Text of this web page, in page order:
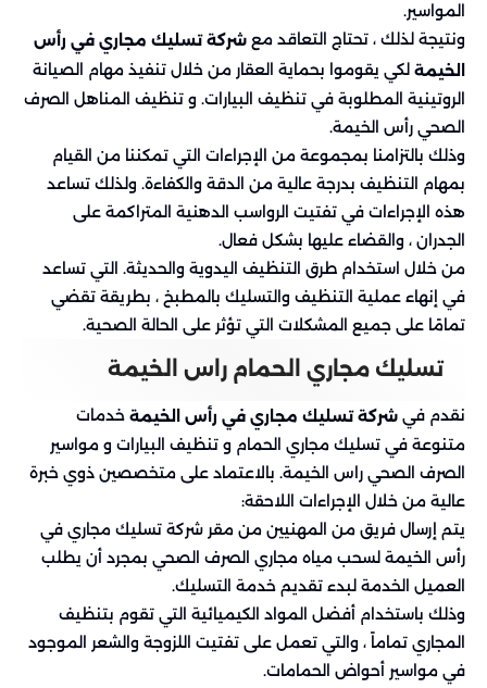
المواسير.
ونتيجة لذلك ، تحتاج التعاقد مع شركة تسليك مجاري في رأس
الخيمة لكي يقوموا بحماية العقار من خلال تنفيذ مهام الصيانة
الروتينية المطلوبة في تنظيف البيارات. و تنظيف المناهل الصرف
الصحي رأس الخيمة.
وذلك بالتزامنا بمجموعة من الإجراءات التي تمكننا من القيام
بمهام التنظيف بدرجة عالية من الدقة والكفاءة. ولذلك تساعد
هذه الإجراءات في تفتيت الرواسب الدهنية المتراكمة على
الجدران ، والقضاء عليها بشكل فعال.
من خلال استخدام طرق التنظيف اليدوية والحديثة. التي تساعد
في إنهاء عملية التنظيف والتسليك بالمطبخ ، بطريقة تقضي
تمامًا على جميع المشكلات التي تؤثر على الحالة الصحية.
تسليك مجاري الحمام راس الخيمة
نقدم في شركة تسليك مجاري في رأس الخيمة خدمات
متنوعة في تسليك مجاري الحمام و تنظيف البيارات و مواسير
الصرف الصحي راس الخيمة. بالاعتماد على متخصصين ذوي خبرة
عالية من خلال الإجراءات اللاحقة:
يتم إرسال فريق من المهنيين من مقر شركة تسليك مجاري في
رأس الخيمة لسحب مياه مجاري الصرف الصحي بمجرد أن يطلب
العميل الخدمة لبدء تقديم خدمة التسليك.
وذلك باستخدام أفضل المواد الكيميائية التي تقوم بتنظيف
المجاري تماماً ، والتي تعمل على تفتيت اللزوجة والشعر الموجود
في مواسير أحواض الحمامات.